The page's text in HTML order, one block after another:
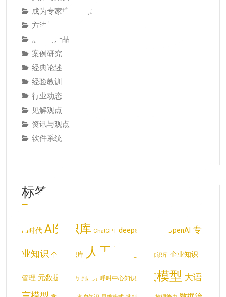
成为专家培养专家
方法技巧
服务与产品
案例研究
经典论述
经验教训
行业动态
见解观点
资讯与观点
软件系统
标签云
AI时代 AI知识库 ChatGPT deepseek OpenAI 专
业知识 个人知识库 人工智能 企业知识库 企业知识
管理 元数据 创造力 判断力 呼叫中心知识库 大模型 大语